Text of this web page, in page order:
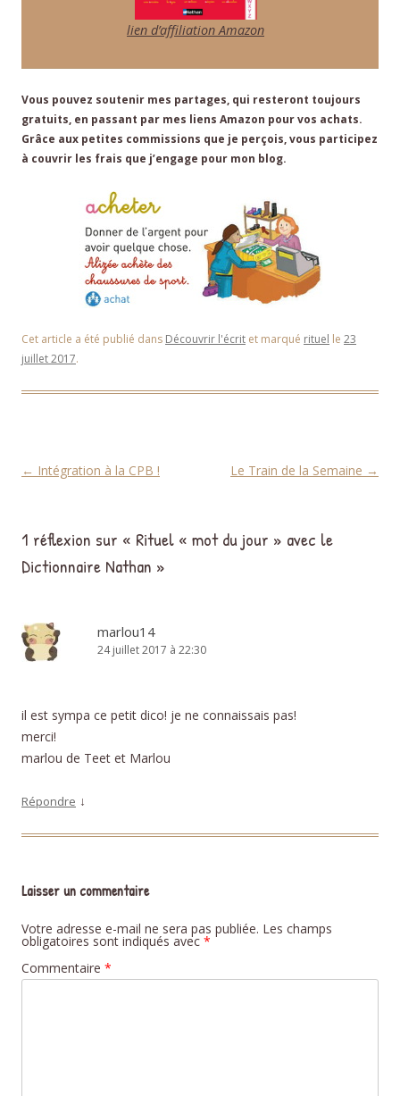
lien d’affiliation Amazon
Vous pouvez soutenir mes partages, qui resteront toujours
gratuits, en passant par mes liens Amazon pour vos achats.
Grâce aux petites commissions que je perçois, vous participez
à couvrir les frais que j’engage pour mon blog.
Cet article a été publié dans Découvrir l'écrit et marqué rituel le 23
juillet 2017.
Navigation des articles
← Intégration à la CPB ! Le Train de la Semaine →
1 réflexion sur « Rituel « mot du jour » avec le
Dictionnaire Nathan »
marlou14
24 juillet 2017 à 22:30
il est sympa ce petit dico! je ne connaissais pas!
merci!
marlou de Teet et Marlou
Répondre ↓
Laisser un commentaire
Votre adresse e-mail ne sera pas publiée. Les champs
obligatoires sont indiqués avec *
Commentaire *